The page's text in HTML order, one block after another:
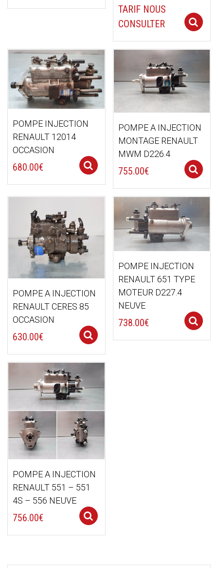
TARIF NOUS
CONSULTER
POMPE INJECTION
RENAULT 12014
OCCASION
680.00€ Select options
POMPE A INJECTION
MONTAGE RENAULT
MWM D226.4
755.00€
POMPE A INJECTION
RENAULT CERES 85
OCCASION
630.00€
POMPE INJECTION
RENAULT 651 TYPE
MOTEUR D227.4
NEUVE
738.00€
POMPE A INJECTION
RENAULT 551 – 551
4S – 556 NEUVE
756.00€